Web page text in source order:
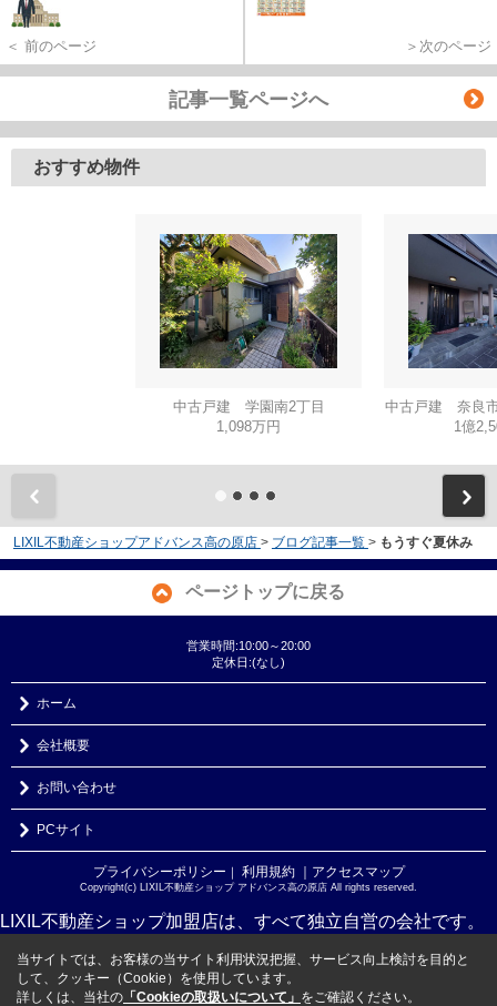
＜ 前のページ ＞次のページ
記事一覧ページへ
おすすめ物件
中古戸建 学園南2丁目
1,098万円
中古戸建 奈良
1億
LIXIL不動産ショップアドバンス高の原店 > ブログ記事一覧 > もうすぐ夏休み
ページトップに戻る
営業時間:10:00～20:00
定休日:(なし)
ホーム
会社概要
お問い合わせ
PCサイト
プライバシーポリシー ｜ 利用規約 ｜アクセスマップ
Copyright(c) LIXIL不動産ショップ アドバンス高の原店 All rights reserved.
LIXIL不動産ショップ加盟店は、すべて独立自営の会社です。
当サイトでは、お客様の当サイト利用状況把握、サービス向上検討を目的と
して、クッキー（Cookie）を使用しています。
詳しくは、当社の 「Cookieの取扱いについて」 をご確認ください。